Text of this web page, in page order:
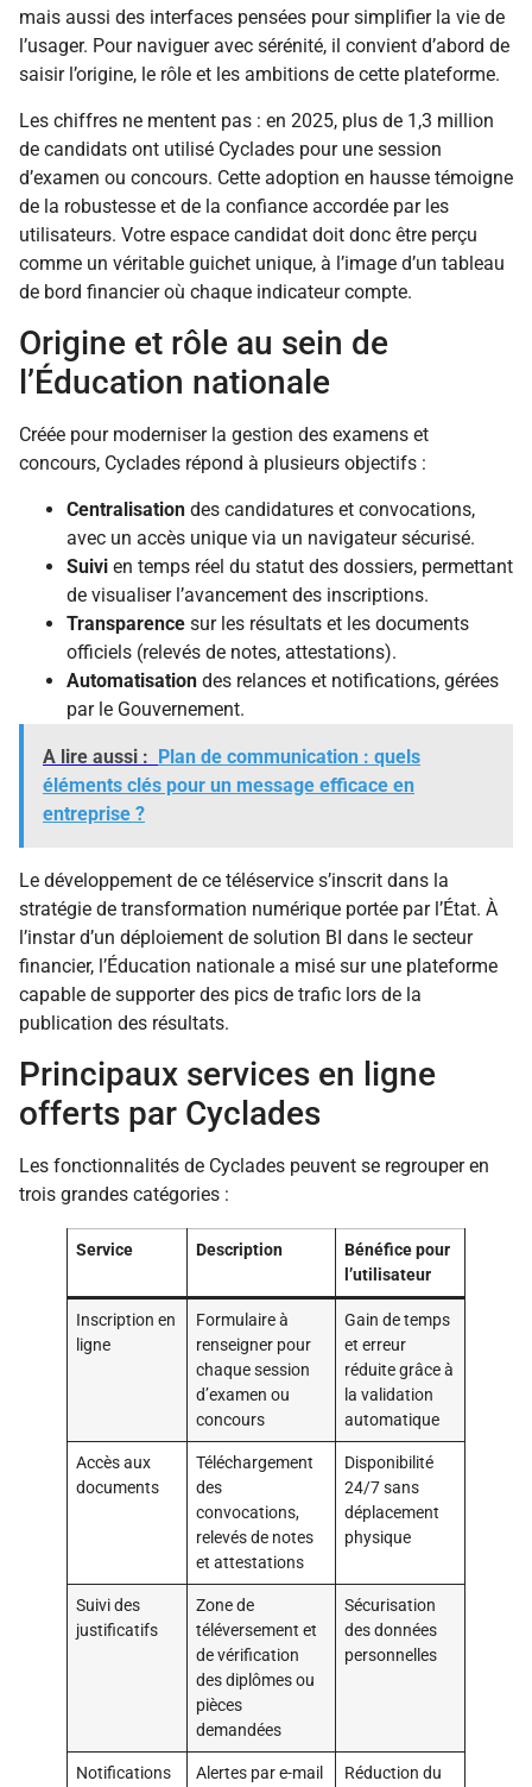
mais aussi des interfaces pensées pour simplifier la vie de
l’usager. Pour naviguer avec sérénité, il convient d’abord de
saisir l’origine, le rôle et les ambitions de cette plateforme.
Les chiffres ne mentent pas : en 2025, plus de 1,3 million
de candidats ont utilisé Cyclades pour une session
d’examen ou concours. Cette adoption en hausse témoigne
de la robustesse et de la confiance accordée par les
utilisateurs. Votre espace candidat doit donc être perçu
comme un véritable guichet unique, à l’image d’un tableau
de bord financier où chaque indicateur compte.
Origine et rôle au sein de
l’Éducation nationale
Créée pour moderniser la gestion des examens et
concours, Cyclades répond à plusieurs objectifs :
Centralisation des candidatures et convocations,
avec un accès unique via un navigateur sécurisé.
Suivi en temps réel du statut des dossiers, permettant
de visualiser l’avancement des inscriptions.
Transparence sur les résultats et les documents
officiels (relevés de notes, attestations).
Automatisation des relances et notifications, gérées
par le Gouvernement.
A lire aussi : Plan de communication : quels
éléments clés pour un message efficace en
entreprise ?
Le développement de ce téléservice s’inscrit dans la
stratégie de transformation numérique portée par l’État. À
l’instar d’un déploiement de solution BI dans le secteur
financier, l’Éducation nationale a misé sur une plateforme
capable de supporter des pics de trafic lors de la
publication des résultats.
Principaux services en ligne
offerts par Cyclades
Les fonctionnalités de Cyclades peuvent se regrouper en
trois grandes catégories :
Service Description
Bénéfice pour
l’utilisateur
Inscription en
ligne
Formulaire à
renseigner pour
chaque session
d’examen ou
concours
Gain de temps
et erreur
réduite grâce à
la validation
automatique
Accès aux
documents
Téléchargement
des
convocations,
relevés de notes
et attestations
Disponibilité
24/7 sans
déplacement
physique
Suivi des
justificatifs
Zone de
téléversement et
de vérification
des diplômes ou
pièces
demandées
Sécurisation
des données
personnelles
Notifications
Alertes par e-mail
Réduction du